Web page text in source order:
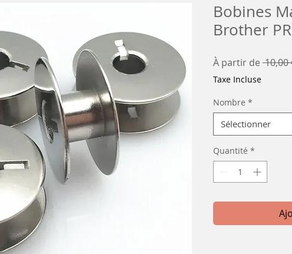
Bobines
Brother
À partir de 10,00
Taxe Incluse
Nombre *
Sélectionner
Quantité *